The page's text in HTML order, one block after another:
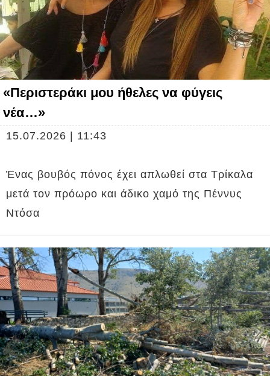
«Περιστεράκι μου ήθελες να φύγεις
νέα…»
15.07.2026 | 11:43
Ένας βουβός πόνος έχει απλωθεί στα Τρίκαλα
μετά τον πρόωρο και άδικο χαμό της Πέννυς
Ντόσα